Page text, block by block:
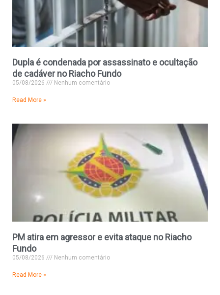
Dupla é condenada por assassinato e ocultação
de cadáver no Riacho Fundo
05/08/2026 Nenhum comentário
Read More »
PM atira em agressor e evita ataque no Riacho
Fundo
05/08/2026 Nenhum comentário
Read More »